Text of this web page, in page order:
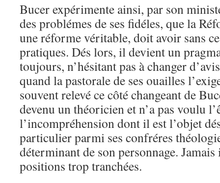
Bucer expérimente ainsi, par son
des problémes de ses fidéles, que la
une réforme véritable, doit avoir sans
pratiques. Dés lors, il devient un
toujours, n’hésitant pas à changer
quand la pastorale de ses ouailles
souvent relevé ce côté changeant de
devenu un théoricien et n’a pas voulu
l’incompréhension dont il est l’objet
particulier parmi ses confréres
déterminant de son personnage. Jamais
positions trop tranchées.